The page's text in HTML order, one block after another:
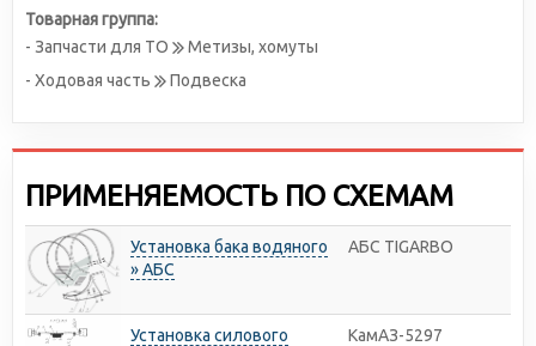
Товарная группа:
- Запчасти для ТО
Метизы, хомуты
- Ходовая часть
Подвеска
ПРИМЕНЯЕМОСТЬ ПО СХЕМАМ
Установка бака водяного
» АБС
АБС TIGARBO
Установка силового
КамАЗ-5297